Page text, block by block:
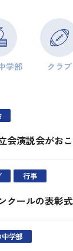
学部 クラブ
演説会がおこ
行事
ールの表彰
学部